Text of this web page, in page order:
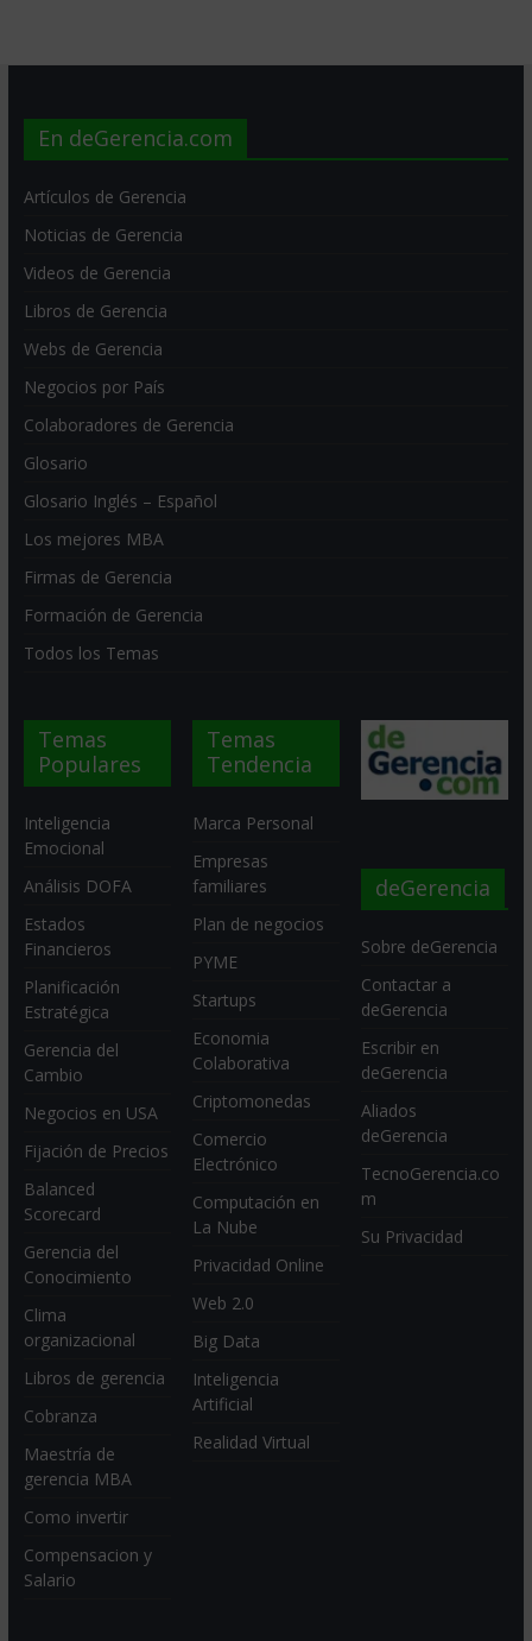
En deGerencia.com
Artículos de Gerencia
Noticias de Gerencia
Videos de Gerencia
Libros de Gerencia
Webs de Gerencia
Negocios por País
Colaboradores de Gerencia
Glosario
Glosario Inglés – Español
Los mejores MBA
Firmas de Gerencia
Formación de Gerencia
Todos los Temas
Temas
Populares
Inteligencia
Emocional
Análisis DOFA
Estados
Financieros
Planificación
Estratégica
Gerencia del
Cambio
Negocios en USA
Fijación de Precios
Balanced
Scorecard
Gerencia del
Conocimiento
Clima
organizacional
Libros de gerencia
Cobranza
Maestría de
gerencia MBA
Como invertir
Compensacion y
Salario
Temas
Tendencia
Marca Personal
Empresas
familiares
Plan de negocios
PYME
Startups
Economia
Colaborativa
Criptomonedas
Comercio
Electrónico
Computación en
La Nube
Privacidad Online
Web 2.0
Big Data
Inteligencia
Artificial
Realidad Virtual
deGerencia
Sobre deGerencia
Contactar a
deGerencia
Escribir en
deGerencia
Aliados
deGerencia
TecnoGerencia.co
m
Su Privacidad